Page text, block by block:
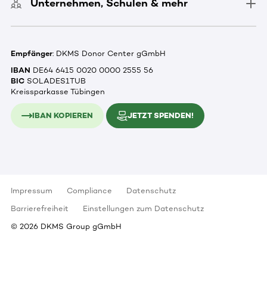
Unternehmen, Schulen & mehr
Empfänger: DKMS Donor Center gGmbH
IBAN DE64 6415 0020 0000 2555 56
BIC SOLADES1TUB
Kreissparkasse Tübingen
IBAN KOPIEREN JETZT SPENDEN!
Impressum Compliance
Datenschutz
Barrierefreiheit
Einstellungen zum Datenschutz
© 2026 DKMS Group gGmbH